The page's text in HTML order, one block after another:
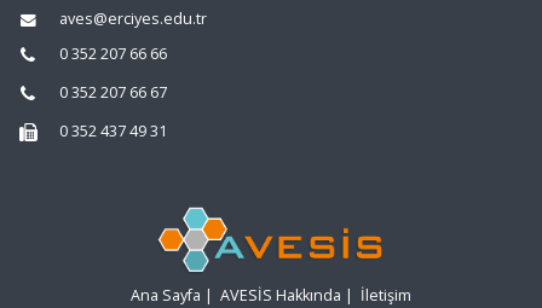
aves@erciyes.edu.tr
0 352 207 66 66
0 352 207 66 67
0 352 437 49 31
Ana Sayfa | AVESİS Hakkında | İletişim